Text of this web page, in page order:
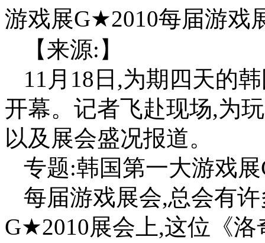
游戏展G★2010每届游戏
【来源:】
11月18日,为期四天的
开幕。记者飞赴现场,为
以及展会盛况报道。
专题:韩国第一大游戏
每届游戏展会,总会有
G★2010展会上,这位《洛